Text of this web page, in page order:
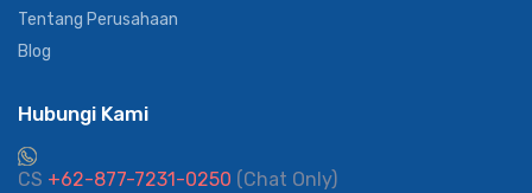
Tentang Perusahaan
Blog
Hubungi Kami
CS +62-877-7231-0250 (Chat Only)